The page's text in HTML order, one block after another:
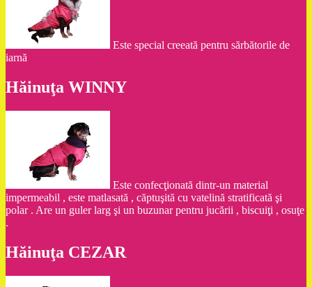
Este special creeată pentru sărbătorile de
iarnă
Hăinuţa WINNY
Este confecţionată dintr-un material
impermeabil , este matlasată , căptuşită cu vatelină stratificată şi
polar . Are un guler larg şi un buzunar pentru jucării , biscuiţi , osuţe
.
Hăinuţa CEZAR